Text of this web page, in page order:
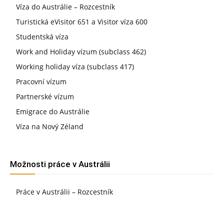
Víza do Austrálie – Rozcestník
Turistická eVisitor 651 a Visitor víza 600
Studentská víza
Work and Holiday vízum (subclass 462)
Working holiday víza (subclass 417)
Pracovní vízum
Partnerské vízum
Emigrace do Austrálie
Víza na Nový Zéland
Možnosti práce v Austrálii
Práce v Austrálii – Rozcestník